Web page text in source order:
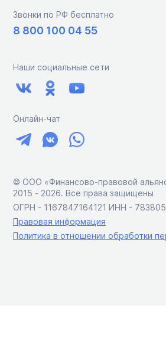
Звонки по РФ бесплатно
8 800 100 04 55
Наши социальные сети
Онлайн-чат
© ООО «Финансово-правовой
2015 ‑ 2026. Все права защищены
ОГРН - 1167847164121 ИНН -
Правовая информация
Политика в отношении обработки